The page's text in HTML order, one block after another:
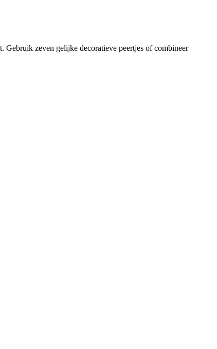
Gebruik zeven gelijke decoratieve peertjes of combineer